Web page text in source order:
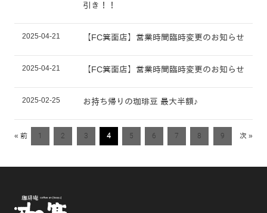
引き！！
2025-04-21 【FC箕面店】営業時間臨時変更のお知らせ
2025-04-21 【FC箕面店】営業時間臨時変更のお知らせ
2025-02-25 お持ち帰りの珈琲豆 最大半額♪
« 前 1 2 3 4 5 6 7 8 9 次 »